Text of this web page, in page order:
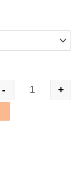
- +